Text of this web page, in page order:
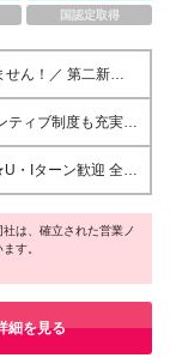
国認定取得
第二新卒
活を変えたい」と
」 「最先端のAI営
ップがしたい」
両立したい」
ライベートも
気軽にご応募くだ
ティブ制度も充実
ンセンティブ（年4
実績あり ＊イン
に応じて支給） ＊
ターン歓迎 全国
い！」を叶えられる
ます！ 通勤ラッシ
なたの時間を有効
やしていた時間
効活用できます。
にと
は、確立された営業ノ
す。
能な【完全フルリモー
着実にキャリアアップ
。
「最先端の環境でスキ
細を見る